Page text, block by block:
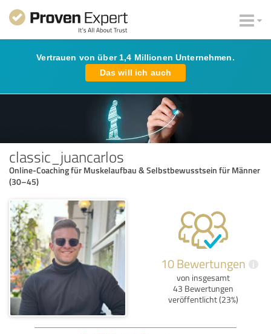
Vertrauen von über 1,4 Millionen Unternehmen.
Das will ich auch
classic_juancarlos
Online-Coaching für Muskelaufbau & Selbstbewusstsein für Männer
(30–45)
10 Bewertungen i
von insgesamt
43 Bewertungen
veröffentlicht (23%)